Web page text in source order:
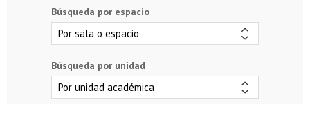
Búsqueda por espacio
Búsqueda por unidad